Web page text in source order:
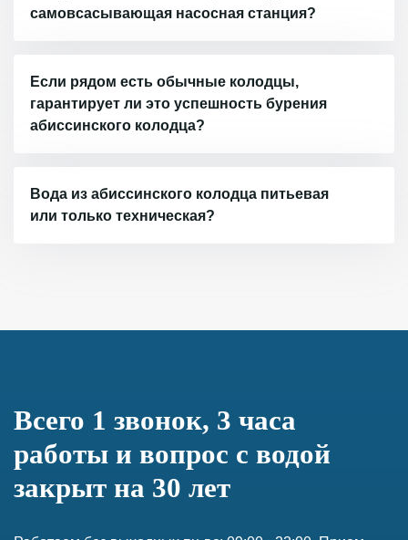
самовсасывающая насосная станция?
Если рядом есть обычные колодцы,
гарантирует ли это успешность бурения
абиссинского колодца?
Вода из абиссинского колодца питьевая
или только техническая?
Всего 1 звонок, 3 часа
работы и вопрос с водой
закрыт на 30 лет